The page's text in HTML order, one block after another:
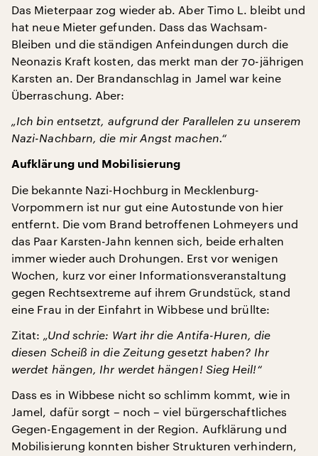
Das Mieterpaar zog wieder ab. Aber Timo L. bleibt und
hat neue Mieter gefunden. Dass das Wachsam-
Bleiben und die ständigen Anfeindungen durch die
Neonazis Kraft kosten, das merkt man der 70-jährigen
Karsten an. Der Brandanschlag in Jamel war keine
Überraschung. Aber:
„Ich bin entsetzt, aufgrund der Parallelen zu unserem
Nazi-Nachbarn, die mir Angst machen.“
Aufklärung und Mobilisierung
Die bekannte Nazi-Hochburg in Mecklenburg-
Vorpommern ist nur gut eine Autostunde von hier
entfernt. Die vom Brand betroffenen Lohmeyers und
das Paar Karsten-Jahn kennen sich, beide erhalten
immer wieder auch Drohungen. Erst vor wenigen
Wochen, kurz vor einer Informationsveranstaltung
gegen Rechtsextreme auf ihrem Grundstück, stand
eine Frau in der Einfahrt in Wibbese und brüllte:
Zitat: „Und schrie: Wart ihr die Antifa-Huren, die
diesen Scheiß in die Zeitung gesetzt haben? Ihr
werdet hängen, Ihr werdet hängen! Sieg Heil!“
Dass es in Wibbese nicht so schlimm kommt, wie in
Jamel, dafür sorgt – noch – viel bürgerschaftliches
Gegen-Engagement in der Region. Aufklärung und
Mobilisierung konnten bisher Strukturen verhindern,